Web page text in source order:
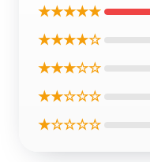
★★★★★
★★★★☆
★★★☆☆
★★☆☆☆
★☆☆☆☆